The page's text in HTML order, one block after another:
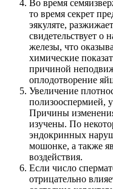
Во время
то время секрет
эякуляте,
свидетельствует о
железы, что
химические
причиной
оплодотворение
Увеличение
полизооспермией,
Причины
изучены. По
эндокринных
мошонке, а также
воздействия.
Если число
отрицательно